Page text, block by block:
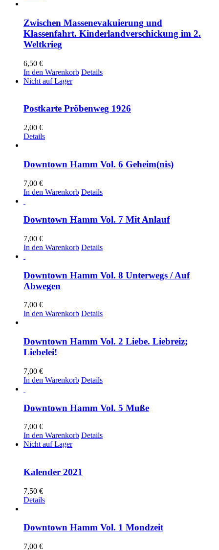
Zwischen Massenevakuierung und
Klassenfahrt. Kinderlandverschickung im 2.
Weltkrieg
6,50 €
In den Warenkorb Details
Nicht auf Lager
Postkarte Pröbenweg 1926
2,00 €
Details
Downtown Hamm Vol. 6 Geheim(nis)
7,00 €
In den Warenkorb Details
Downtown Hamm Vol. 7 Mit Anlauf
7,00 €
In den Warenkorb Details
Downtown Hamm Vol. 8 Unterwegs / Auf
Abwegen
7,00 €
In den Warenkorb Details
Downtown Hamm Vol. 2 Liebe. Liebreiz;
Liebelei!
7,00 €
In den Warenkorb Details
Downtown Hamm Vol. 5 Muße
7,00 €
In den Warenkorb Details
Nicht auf Lager
Kalender 2021
7,50 €
Details
Downtown Hamm Vol. 1 Mondzeit
7,00 €